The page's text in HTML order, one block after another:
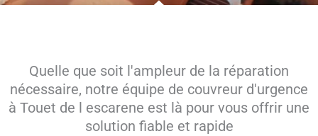
Quelle que soit l'ampleur de la réparation
nécessaire, notre équipe de couvreur d'urgence
à Touet de l escarene est là pour vous offrir une
solution fiable et rapide